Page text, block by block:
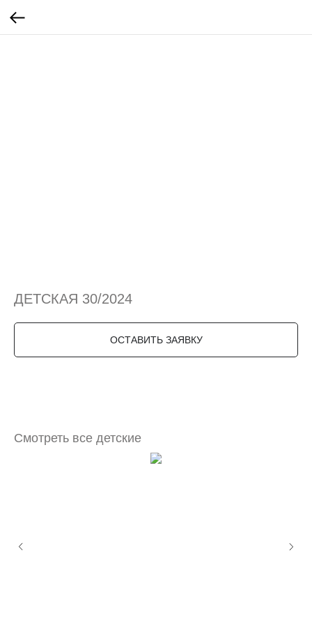
ДЕТСКАЯ 30/2024
ОСТАВИТЬ ЗАЯВКУ
Смотреть все детские